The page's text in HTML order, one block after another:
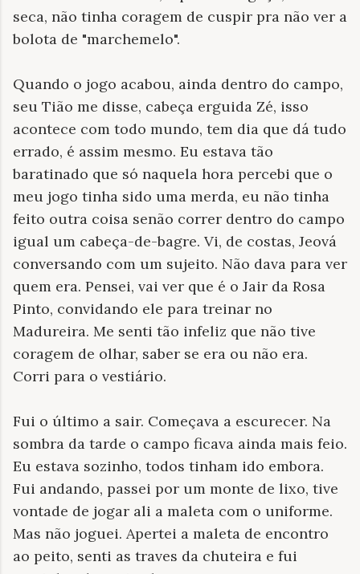
seca, não tinha coragem de cuspir pra não ver a
bolota de "marchemelo".
Quando o jogo acabou, ainda dentro do campo,
seu Tião me disse, cabeça erguida Zé, isso
acontece com todo mundo, tem dia que dá tudo
errado, é assim mesmo. Eu estava tão
baratinado que só naquela hora percebi que o
meu jogo tinha sido uma merda, eu não tinha
feito outra coisa senão correr dentro do campo
igual um cabeça-de-bagre. Vi, de costas, Jeová
conversando com um sujeito. Não dava para ver
quem era. Pensei, vai ver que é o Jair da Rosa
Pinto, convidando ele para treinar no
Madureira. Me senti tão infeliz que não tive
coragem de olhar, saber se era ou não era.
Corri para o vestiário.
Fui o último a sair. Começava a escurecer. Na
sombra da tarde o campo ficava ainda mais feio.
Eu estava sozinho, todos tinham ido embora.
Fui andando, passei por um monte de lixo, tive
vontade de jogar ali a maleta com o uniforme.
Mas não joguei. Apertei a maleta de encontro
ao peito, senti as traves da chuteira e fui